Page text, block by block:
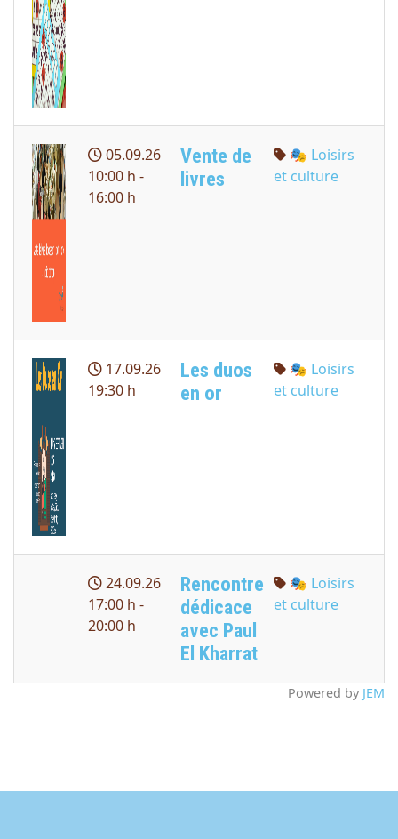
05.09.26
10:00 h -
16:00 h
Vente de
livres
🎭 Loisirs
et culture
17.09.26
19:30 h
Les duos
en or
🎭 Loisirs
et culture
24.09.26
17:00 h -
20:00 h
Rencontre
dédicace
avec Paul
El Kharrat
🎭 Loisirs
et culture
Powered by JEM